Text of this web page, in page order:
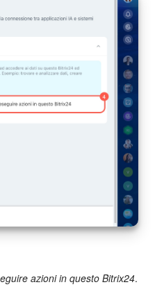
azioni in questo Bitrix24.